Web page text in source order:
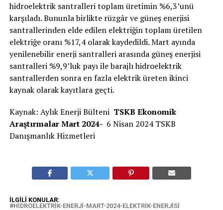
hidroelektrik santralleri toplam üretimin %6,3’unü
karşıladı. Bununla birlikte rüzgâr ve güneş enerjisi
santrallerinden elde edilen elektriğin toplam üretilen
elektriğe oranı %17,4 olarak kaydedildi. Mart ayında
yenilenebilir enerji santralleri arasında güneş enerjisi
santralleri %9,9’luk payı ile barajlı hidroelektrik
santrallerden sonra en fazla elektrik üreten ikinci
kaynak olarak kayıtlara geçti.
Kaynak: Aylık Enerji Bülteni TSKB Ekonomik
Araştırmalar Mart 2024- 6 Nisan 2024 TSKB
Danışmanlık Hizmetleri
İLGILI KONULAR:
HIDROELEKTRIK-ENERJI-MART-2024-ELEKTRIK-ENERJISI